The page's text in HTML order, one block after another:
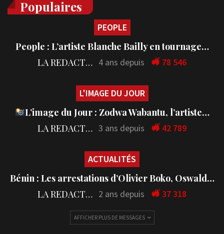
Populaires
PEOPLE
People : L’artiste Blanche Bailly en tournage…
LA REDACTION 4 ans depuis 78 546
L'IMAGE DU JOUR
L’image du Jour : Zodwa Wabantu, l’artiste…
LA REDACTION 3 ans depuis 42 789
ACTUALITÉS
Bénin : Les arrestations d’Olivier Boko, Oswald…
LA REDACTION 2 ans depuis 37 318
AFFICHER PLUS DE MESSAGES